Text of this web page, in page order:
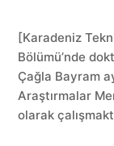
[Karadeniz
Bölümü’nde
Çağla Bayram
Araştırmalar
olarak